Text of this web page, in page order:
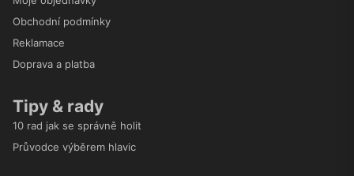
Obchodní podmínky
Reklamace
Doprava a platba
Tipy & rady
10 rad jak se správně holit
Průvodce výběrem hlavic